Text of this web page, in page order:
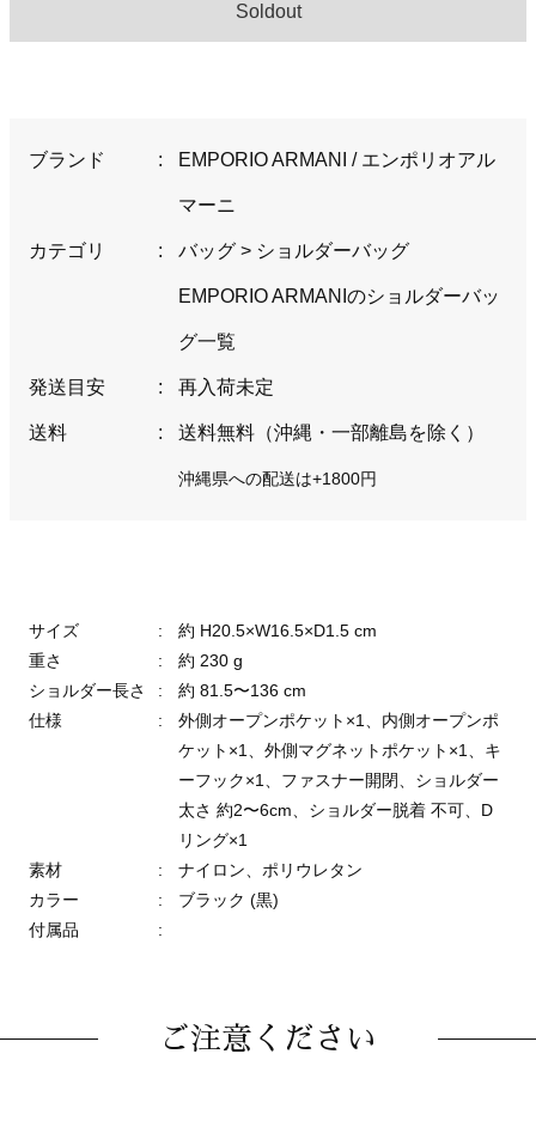
Soldout
ブランド : EMPORIO ARMANI / エンポリオアル
マーニ
カテゴリ : バッグ> ショルダーバッグ
EMPORIO ARMANIのショルダーバッ
グ一覧
発送目安 : 再入荷未定
送料 : 送料無料（沖縄・一部離島を除く）
沖縄県への配送は+1800円
サイズ :
約 H20.5×W16.5×D1.5 cm
重さ
:
約 230 g
ショルダー長さ
:
約 81.5〜136 cm
仕様
:
外側オープンポケット×1、内側オープンポ
ケット×1、外側マグネットポケット×1、キ
ーフック×1、ファスナー開閉、ショルダー
太さ 約2〜6cm、ショルダー脱着 不可、D
リング×1
素材
:
ナイロン、ポリウレタン
カラー
:
ブラック (黒)
付属品
:
ご注意ください